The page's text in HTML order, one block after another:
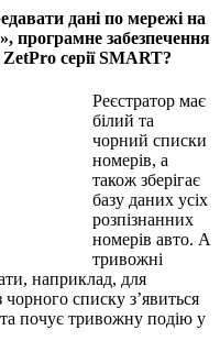
дані по мережі на
програмне забезпечення
серії SMART?
Реєстратор має
білий та
чорний списки
номерів, а
також зберігає
базу даних усіх
розпізнанних
номерів авто. А
тривожні
наприклад, для
списку з’явиться
почує тривожну подію у